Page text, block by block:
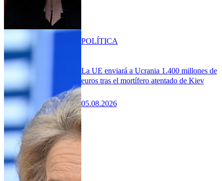
La UE enviará a Ucrania 1.400 millones de
euros tras el mortífero atentado de Kiev
05.08.2026
POLÍTICA